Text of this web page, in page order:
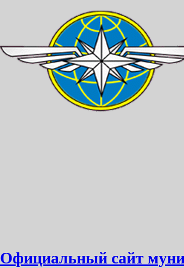
Официальный сайт